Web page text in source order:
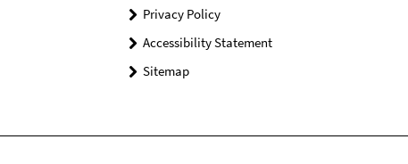
Privacy Policy
Accessibility Statement
Sitemap